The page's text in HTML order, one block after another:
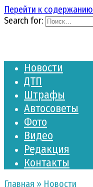
Перейти к содержанию
Search for:
Новости
ДТП
Штрафы
Автосоветы
Фото
Видео
Редакция
Контакты
Главная » Новости